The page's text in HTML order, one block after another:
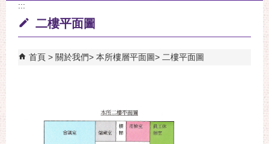
:::
二樓平面圖
首頁 關於我們 本所樓層平面圖 二樓平面圖